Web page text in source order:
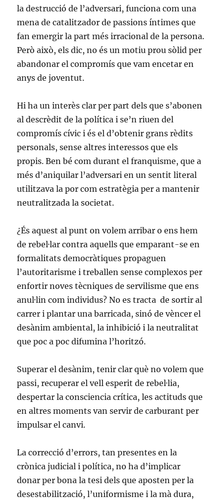
la destrucció de l’adversari, funciona com una
mena de catalitzador de passions íntimes que
fan emergir la part més irracional de la persona.
Però això, els dic, no és un motiu prou sòlid per
abandonar el compromís que vam encetar en
anys de joventut.
Hi ha un interès clar per part dels que s’abonen
al descrèdit de la política i se’n riuen del
compromís cívic i és el d’obtenir grans rèdits
personals, sense altres interessos que els
propis. Ben bé com durant el franquisme, que a
més d’aniquilar l’adversari en un sentit literal
utilitzava la por com estratègia per a mantenir
neutralitzada la societat.
¿És aquest al punt on volem arribar o ens hem
de rebel·lar contra aquells que emparant-se en
formalitats democràtiques propaguen
l’autoritarisme i treballen sense complexos per
enfortir noves tècniques de servilisme que ens
anul·lin com individus? No es tracta de sortir al
carrer i plantar una barricada, sinó de vèncer el
desànim ambiental, la inhibició i la neutralitat
que poc a poc difumina l’horitzó.
Superar el desànim, tenir clar què no volem que
passi, recuperar el vell esperit de rebel·lia,
despertar la consciencia crítica, les actituds que
en altres moments van servir de carburant per
impulsar el canvi.
La correcció d’errors, tan presentes en la
crònica judicial i política, no ha d’implicar
donar per bona la tesi dels que aposten per la
desestabilització, l’uniformisme i la mà dura,